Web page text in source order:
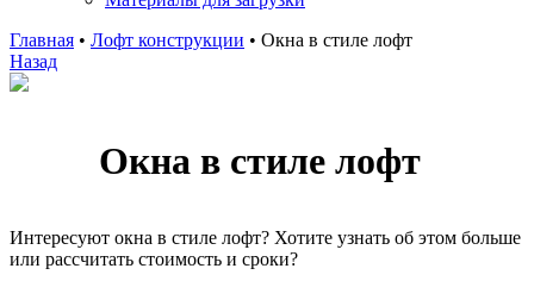
Главная • Лофт конструкции • Окна в стиле лофт
Назад
Окна в стиле лофт
Интересуют окна в стиле лофт? Хотите узнать об этом больше
или рассчитать стоимость и сроки?